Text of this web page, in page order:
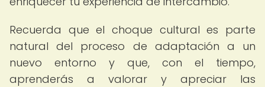
Recuerda que el choque cultural es parte
natural del proceso de adaptación a un
nuevo entorno y que, con el tiempo,
aprenderás a valorar y apreciar las